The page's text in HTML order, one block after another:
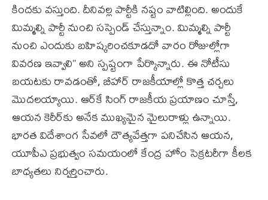
కిందకు వస్తుంది. దీనివల్ల పార్టీకి నష్టం వాటిల్లింది. అందుకే
మిమ్మల్ని పార్టీ నుంచి సస్పెండ్ చేస్తున్నాం. మిమ్మల్ని పార్టీ
నుంచి ఎందుకు బహిష్కరించకూడదో వారం రోజుల్లోగా
వివరణ ఇవ్వాలి” అని స్పష్టంగా పేర్కొన్నారు. ఈ నోటీసు
బయటకు రావడంతో, బీహార్ రాజకీయాల్లో కొత్త చర్చలు
మొదలయ్యాయి. ఆర్‌కే సింగ్‌ రాజకీయ ప్రయాణం చూస్తే,
ఆయన కెరీర్‌కు అనేక ముఖ్యమైన మైలురాళ్లు ఉన్నాయి.
భారత విదేశాంగ సేవలో దౌత్యవేత్తగా పనిచేసిన ఆయన,
యూపీఎ ప్రభుత్వం సమయంలో కేంద్ర హోం సెక్రటరీగా కీలక
బాధ్యతలు నిర్వర్తించారు.